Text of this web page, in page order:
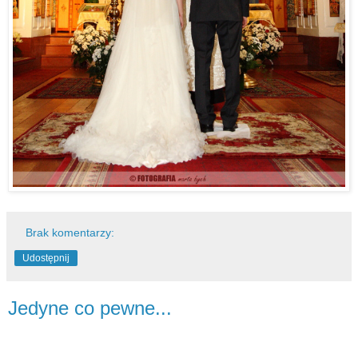
Brak komentarzy:
Udostępnij
Jedyne co pewne...